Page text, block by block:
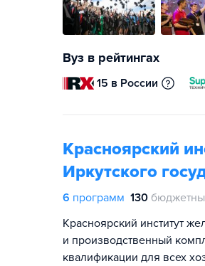
Вуз в рейтингах
15 в России
Красноярский
Иркутского
6 программ 130
Красноярский институт
и производственный
квалификации для всех